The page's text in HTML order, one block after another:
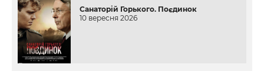
Санаторій Горького. Поєдинок
10 вересня 2026